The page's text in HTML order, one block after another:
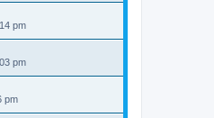
pm
pm
pm